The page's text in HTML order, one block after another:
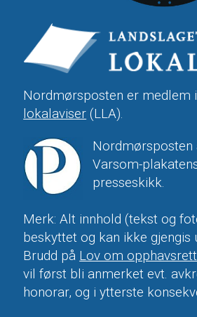
Nordmørsposten er medlem i
lokalaviser (LLA).
Varsom-
presseskikk.
Merk: Alt innhold (tekst og
beskyttet og kan ikke gjengis
Brudd på Lov om
vil først bli anmerket evt.
honorar, og i ytterste